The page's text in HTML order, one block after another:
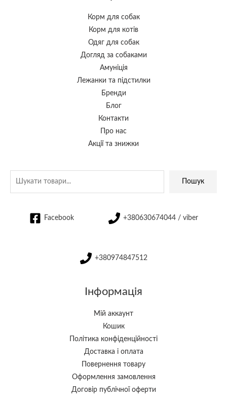
Корм для собак
Корм для котів
Одяг для собак
Догляд за собаками
Амуніція
Лежанки та підстилки
Бренди
Блог
Контакти
Про нас
Акції та знижки
Пошук
Facebook +380630674044 / viber
+380974847512
Інформація
Мій аккаунт
Кошик
Політика конфіденційності
Доставка і оплата
Повернення товару
Оформлення замовлення
Договір публічної оферти